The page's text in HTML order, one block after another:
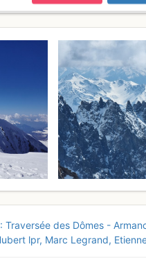
Traversée des Dômes -
lpr Marc Legrand